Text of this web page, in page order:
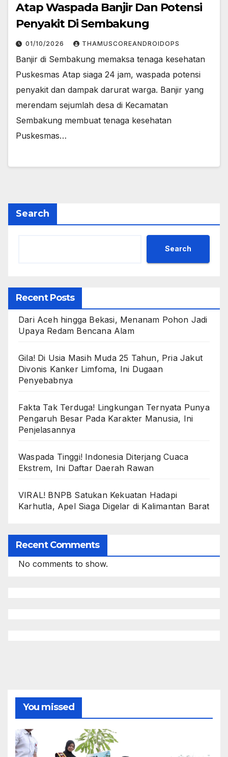
Atap Waspada Banjir Dan Potensi
Penyakit Di Sembakung
01/10/2026 THAMUSCOREANDROIDOPS
Banjir di Sembakung memaksa tenaga kesehatan
Puskesmas Atap siaga 24 jam, waspada potensi
penyakit dan dampak darurat warga. Banjir yang
merendam sejumlah desa di Kecamatan
Sembakung membuat tenaga kesehatan
Puskesmas…
Search
Search
Recent Posts
Dari Aceh hingga Bekasi, Menanam Pohon Jadi
Upaya Redam Bencana Alam
Gila! Di Usia Masih Muda 25 Tahun, Pria Jakut
Divonis Kanker Limfoma, Ini Dugaan
Penyebabnya
Fakta Tak Terduga! Lingkungan Ternyata Punya
Pengaruh Besar Pada Karakter Manusia, Ini
Penjelasannya
Waspada Tinggi! Indonesia Diterjang Cuaca
Ekstrem, Ini Daftar Daerah Rawan
VIRAL! BNPB Satukan Kekuatan Hadapi
Karhutla, Apel Siaga Digelar di Kalimantan Barat
Recent Comments
No comments to show.
You missed